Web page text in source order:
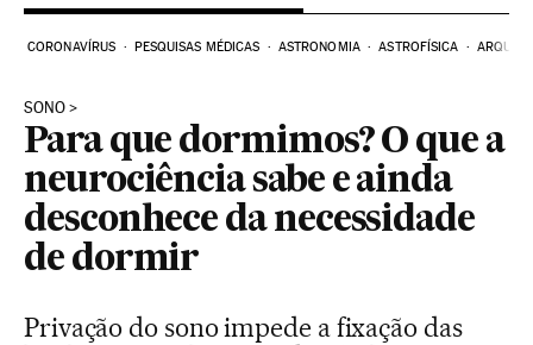
CORONAVÍRUS PESQUISAS MÉDICAS ASTRONOMIA ASTROFÍSICA
SONO
Para que dormimos? O que a
neurociência sabe e ainda
desconhece da necessidade
de dormir
Privação do sono impede a fixação das